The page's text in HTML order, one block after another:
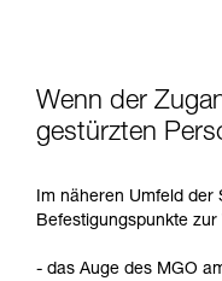
Wenn der
gestürzten
Im näheren Umfeld der
Befestigungspunkte zur
- das Auge des MGO